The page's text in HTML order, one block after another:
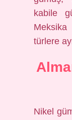
kabile
türlere
Nikel